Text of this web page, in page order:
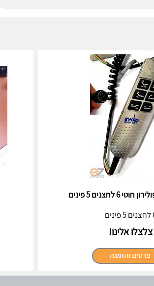
6 לחצנים 5 פינים
צלצלו אלינו!